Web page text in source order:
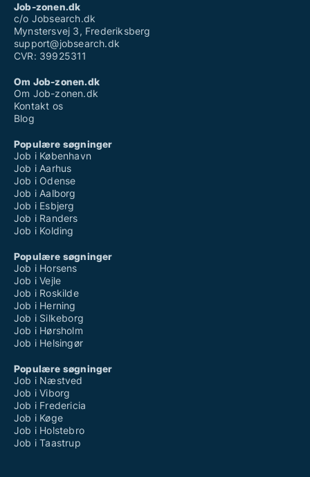
Job-zonen.dk
c/o Jobsearch.dk
Mynstersvej 3, Frederiksberg
support@jobsearch.dk
CVR: 39925311
Om Job-zonen.dk
Om Job-zonen.dk
Kontakt os
Blog
Populære søgninger
Job i København
Job i Aarhus
Job i Odense
Job i Aalborg
Job i Esbjerg
Job i Randers
Job i Kolding
Populære søgninger
Job i Horsens
Job i Vejle
Job i Roskilde
Job i Herning
Job i Silkeborg
Job i Hørsholm
Job i Helsingør
Populære søgninger
Job i Næstved
Job i Viborg
Job i Fredericia
Job i Køge
Job i Holstebro
Job i Taastrup